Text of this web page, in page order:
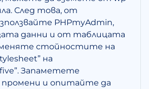
След това, от
PHPmyAdmin,
данни и от таблицата
стойностите на
на
Запаметете
и опитайте да